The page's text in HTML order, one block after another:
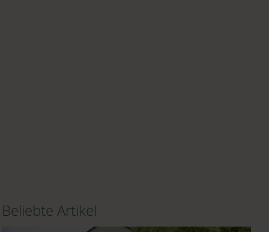
Beliebte Artikel